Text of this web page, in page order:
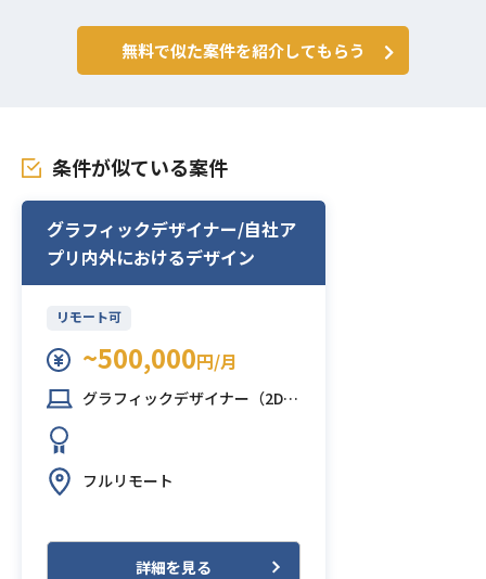
無料で似た案件を紹介してもらう
条件が似ている案件
グラフィックデザイナー/自社ア
プリ内外におけるデザイン
リモート可
~500,000円/月
グラフィックデザイナー（2Dデザイナー）
フルリモート
詳細を見る